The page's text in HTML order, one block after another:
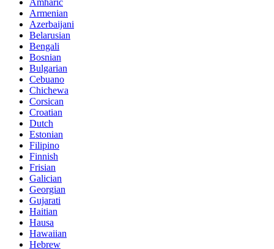
Amharic
Armenian
Azerbaijani
Belarusian
Bengali
Bosnian
Bulgarian
Cebuano
Chichewa
Corsican
Croatian
Dutch
Estonian
Filipino
Finnish
Frisian
Galician
Georgian
Gujarati
Haitian
Hausa
Hawaiian
Hebrew